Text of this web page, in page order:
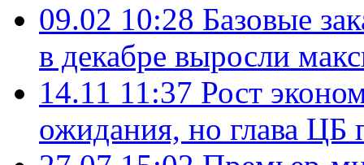
09.02 10:28 Базовые
в декабре выросли
14.11 11:37 Рост
ожидания, но глава ЦБ